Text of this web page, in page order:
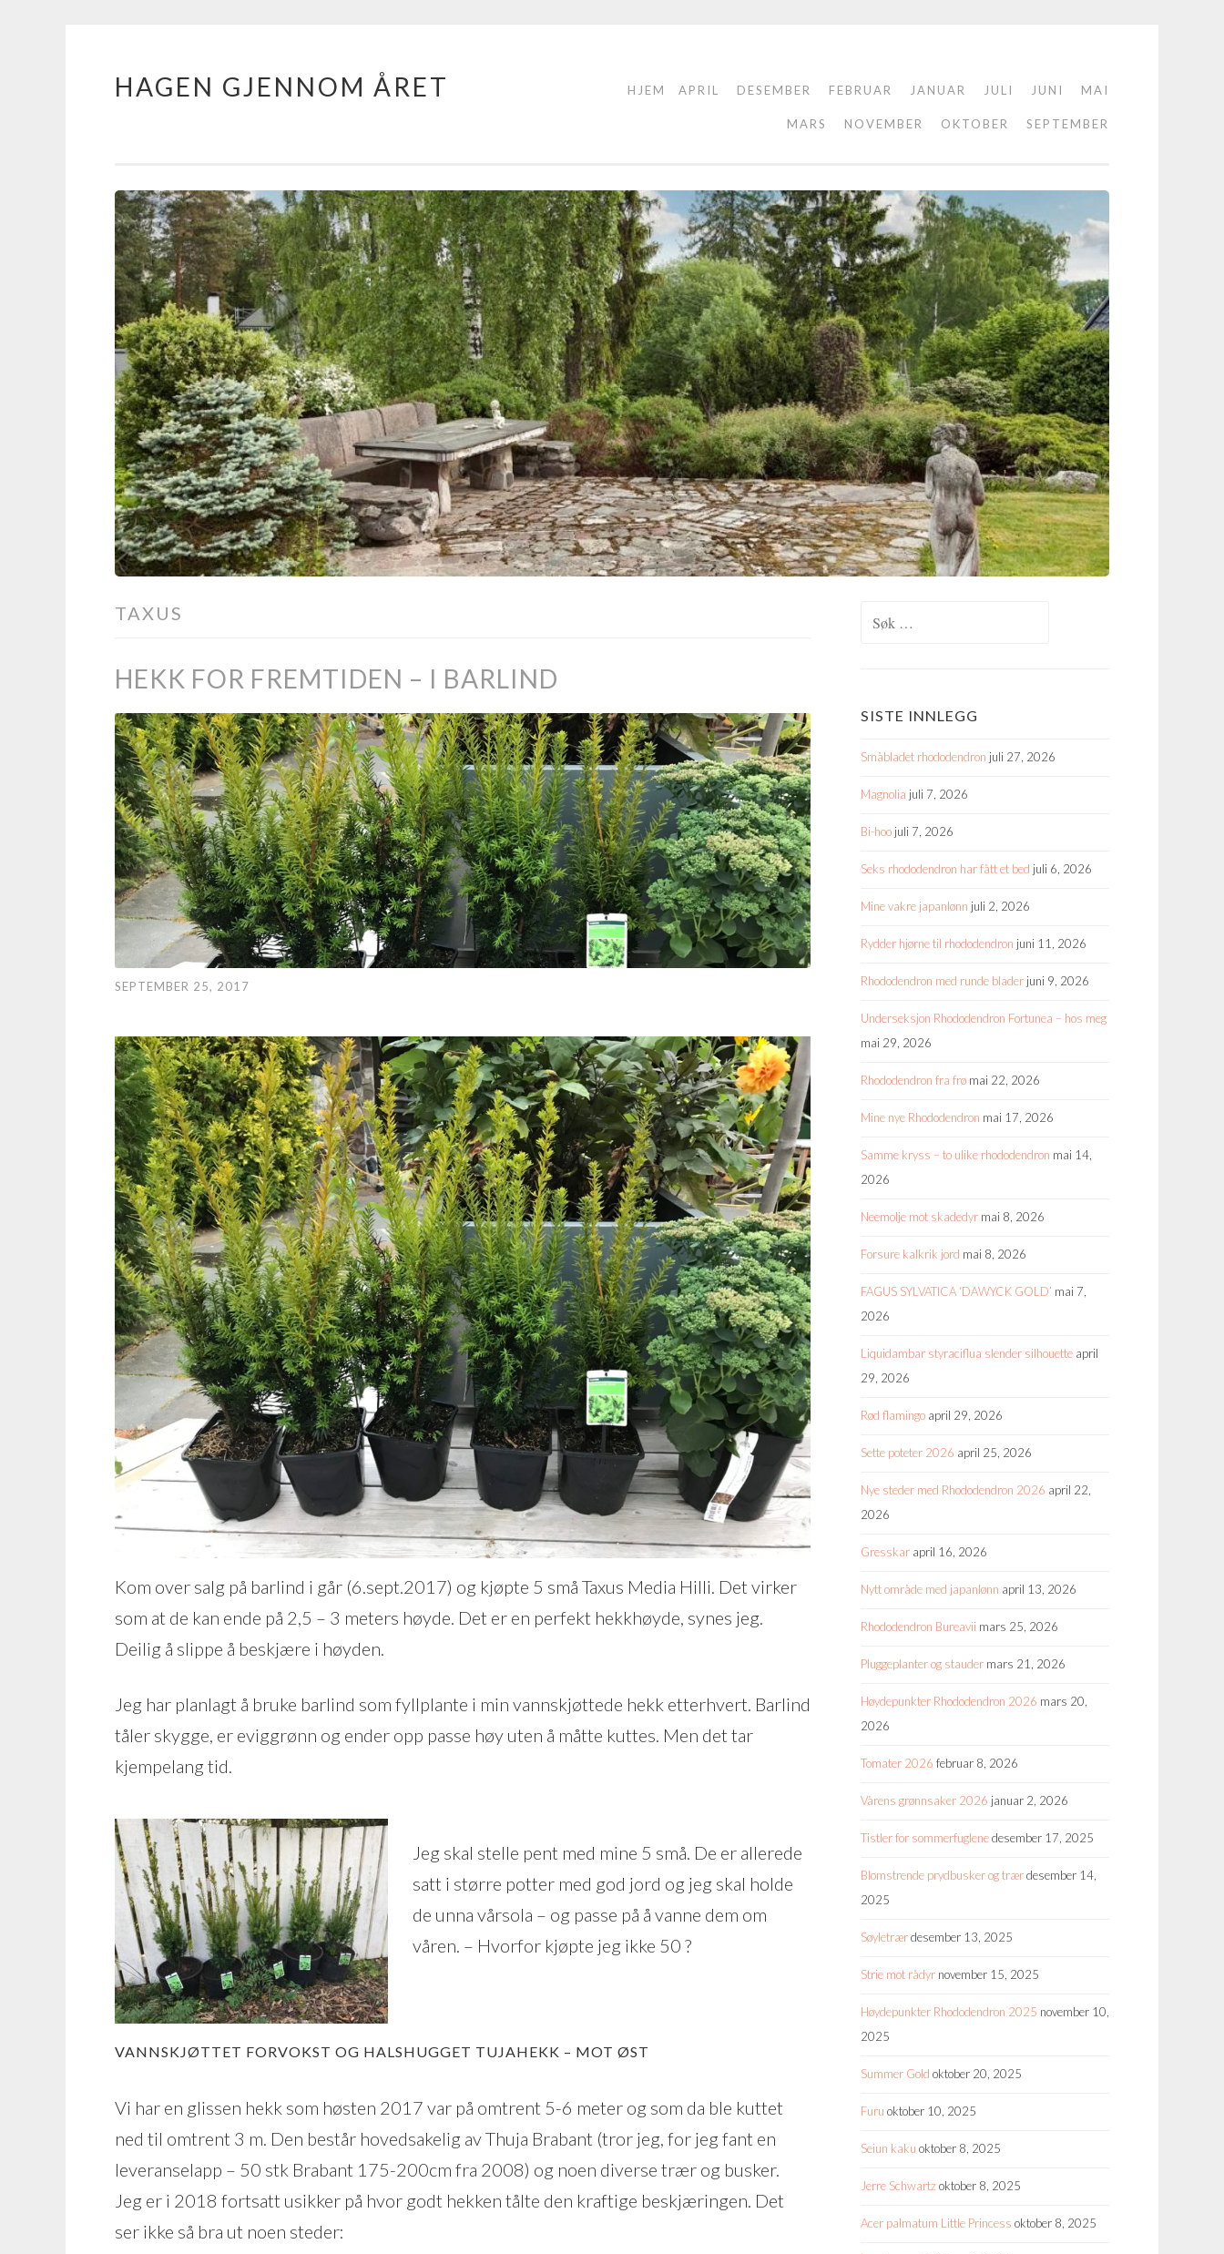
Skip
HAGEN GJENNOM ÅRET HJEM APRIL DESEMBER FEBRUAR JANUAR JULI JUNI MAI
MARS NOVEMBER OKTOBER SEPTEMBER
TAXUS
HEKK FOR FREMTIDEN – I BARLIND
SEPTEMBER 25, 2017
Kom over salg på barlind i går (6.sept.2017) og kjøpte 5 små Taxus Media Hilli. Det virker
som at de kan ende på 2,5 – 3 meters høyde. Det er en perfekt hekkhøyde, synes jeg.
Deilig å slippe å beskjære i høyden.
Jeg har planlagt å bruke barlind som fyllplante i min vannskjøttede hekk etterhvert. Barlind
tåler skygge, er eviggrønn og ender opp passe høy uten å måtte kuttes. Men det tar
kjempelang tid.
Jeg skal stelle pent med mine 5 små. De er allerede
satt i større potter med god jord og jeg skal holde
de unna vårsola – og passe på å vanne dem om
våren. – Hvorfor kjøpte jeg ikke 50 ?
VANNSKJØTTET FORVOKST OG HALSHUGGET TUJAHEKK – MOT ØST
Vi har en glissen hekk som høsten 2017 var på omtrent 5-6 meter og som da ble kuttet
ned til omtrent 3 m. Den består hovedsakelig av Thuja Brabant (tror jeg, for jeg fant en
leveranselapp – 50 stk Brabant 175-200cm fra 2008) og noen diverse trær og busker.
Jeg er i 2018 fortsatt usikker på hvor godt hekken tålte den kraftige beskjæringen. Det
ser ikke så bra ut noen steder:
SISTE INNLEGG
Småbladet rhododendron juli 27, 2026
Magnolia juli 7, 2026
Bi-hoo juli 7, 2026
Seks rhododendron har fått et bed juli 6, 2026
Mine vakre japanlønn juli 2, 2026
Rydder hjørne til rhododendron juni 11, 2026
Rhododendron med runde blader juni 9, 2026
Underseksjon Rhododendron Fortunea – hos meg
mai 29, 2026
Rhododendron fra frø mai 22, 2026
Mine nye Rhododendron mai 17, 2026
Samme kryss – to ulike rhododendron mai 14,
2026
Neemolje mot skadedyr mai 8, 2026
Forsure kalkrik jord mai 8, 2026
FAGUS SYLVATICA ‘DAWYCK GOLD’ mai 7,
2026
Liquidambar styraciflua slender silhouette april
29, 2026
Rød flamingo april 29, 2026
Sette poteter 2026 april 25, 2026
Nye steder med Rhododendron 2026 april 22,
2026
Gresskar april 16, 2026
Nytt område med japanlønn april 13, 2026
Rhododendron Bureavii mars 25, 2026
Pluggeplanter og stauder mars 21, 2026
Høydepunkter Rhododendron 2026 mars 20,
2026
Tomater 2026 februar 8, 2026
Vårens grønnsaker 2026 januar 2, 2026
Tistler for sommerfuglenedesember 17, 2025
Blomstrende prydbusker og trærdesember 14,
2025
Søyletrærdesember 13, 2025
Strie mot rådyr november 15, 2025
Høydepunkter Rhododendron 2025 november 10,
2025
Summer Gold oktober 20, 2025
Furu oktober 10, 2025
Seiun kaku oktober 8, 2025
Jerre Schwartzoktober 8, 2025
Acer palmatum Little Princess oktober 8, 2025